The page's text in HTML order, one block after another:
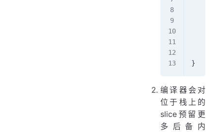
}
编译器会对
位于栈上的
slice预留更
多后备内